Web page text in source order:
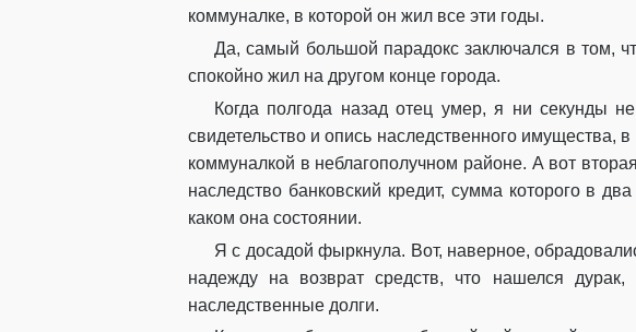
коммуналке, в которой он жил все эти годы.
Да, самый большой парадокс заключался в том,
спокойно жил на другом конце города.
Когда полгода назад отец умер, я ни секунды
свидетельство и опись наследственного
коммуналкой в неблагополучном районе. А вот
наследство банковский кредит, сумма которого в
каком она состоянии.
Я с досадой фыркнула. Вот, наверное,
надежду на возврат средств, что нашелся
наследственные долги.